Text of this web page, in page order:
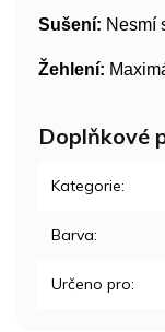
Sušení: Nesmí
Žehlení:
Doplňkové
Kategorie:
Barva:
Určeno pro: